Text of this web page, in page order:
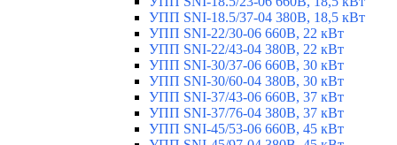
УПП SNI-18.5/37-04 380В, 18,5 кВт
УПП SNI-22/30-06 660В, 22 кВт
УПП SNI-22/43-04 380В, 22 кВт
УПП SNI-30/37-06 660В, 30 кВт
УПП SNI-30/60-04 380В, 30 кВт
УПП SNI-37/43-06 660В, 37 кВт
УПП SNI-37/76-04 380В, 37 кВт
УПП SNI-45/53-06 660В, 45 кВт